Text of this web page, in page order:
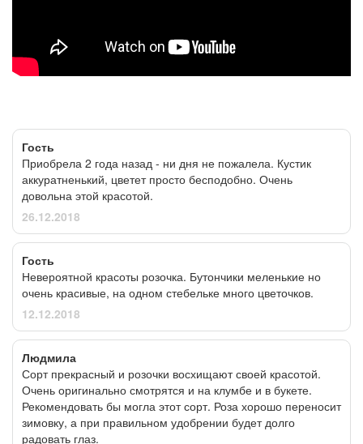
Гость
Приобрела 2 года назад - ни дня не пожалела. Кустик
аккуратненький, цветет просто бесподобно. Очень
довольна этой красотой.
26.12.2018
Гость
Невероятной красоты розочка. Бутончики меленькие но
очень красивые, на одном стебельке много цветочков.
12.12.2018
Людмила
Сорт прекрасный и розочки восхищают своей красотой.
Очень оригинально смотрятся и на клумбе и в букете.
Рекомендовать бы могла этот сорт. Роза хорошо переносит
зимовку, а при правильном удобрении будет долго
радовать глаз.